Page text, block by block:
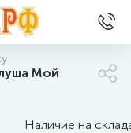
Мой
Наличие на